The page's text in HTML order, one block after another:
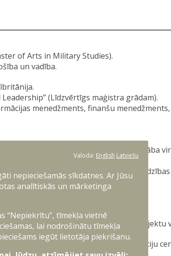
of Arts in Military Studies).
un vadība.
(Līdzvērtīgs maģistra grādam).
menedžments, finanšu
līmeņa komandējošā sastāva un štāba
and Staff Course).
līderisms, starptautiskā drošība,
akadēmija, Lietuva.
(Army Command and Staff Course).
līderisms, starptautiskā drošība un projektu
sadarbības un psiholoģisko operāciju
Valoda: English Latviešu
nepieciešamās sīkdatnes. Ar Jūsu
analītiskās un mārketinga
“Nepiekrītu”, tīmekļa vietnē
lai nodrošinātu tīmekļa
iegūt lietotāja piekrišanu.